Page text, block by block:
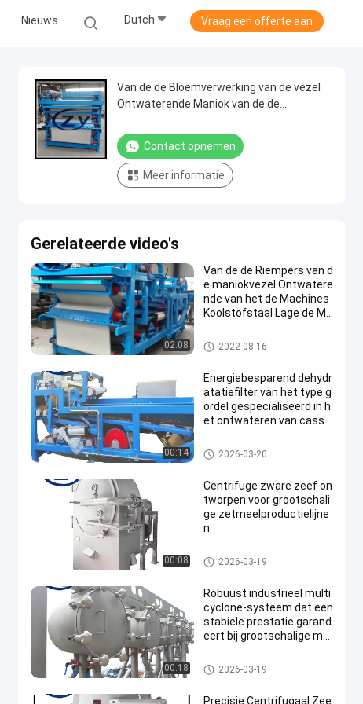
Nieuws Dutch Vraag een offerte aan
Van de de Bloemverwerking van de vezel
Ontwaterende Maniok van de de
Contact opnemen
Meer informatie
Gerelateerde video's
02:08
Van de de Riempers van d
e maniokvezel Ontwatere
nde van het de Machines
Koolstofstaal Lage de Ma
De Verwerkingsmachine van h
et maniokzetmeel
2022-08-16
00:14
Energiebesparend dehydr
atatiefilter van het type g
ordel gespecialiseerd in h
et ontwateren van cassa
De Verwerkingsmachine van h
et maniokzetmeel
2026-03-20
00:08
Centrifuge zware zeef on
tworpen voor grootschali
ge zetmeelproductielijne
n
De Verwerkingsmachine van h
et maniokzetmeel
2026-03-19
00:18
Robuust industrieel multi
cyclone-systeem dat een
stabiele prestatie garand
eert bij grootschalige mat
De Verwerkingsmachine van h
et maniokzetmeel
2026-03-19
Precisie Centrifugaal Zee